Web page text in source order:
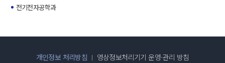
전기전자공학과
개인정보 처리방침 영상정보처리기기 운영·관리 방침